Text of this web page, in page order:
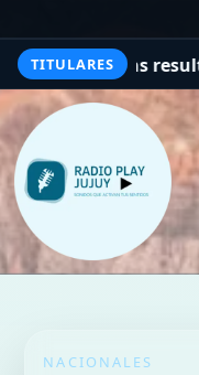
TITULARES
heridas Locura por
NACIONALES